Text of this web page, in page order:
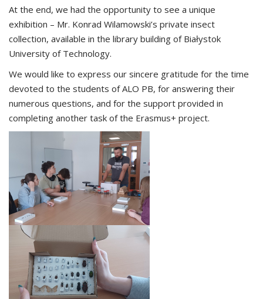
At the end, we had the opportunity to see a unique
exhibition – Mr. Konrad Wilamowski’s private insect
collection, available in the library building of Białystok
University of Technology.
We would like to express our sincere gratitude for the time
devoted to the students of ALO PB, for answering their
numerous questions, and for the support provided in
completing another task of the Erasmus+ project.